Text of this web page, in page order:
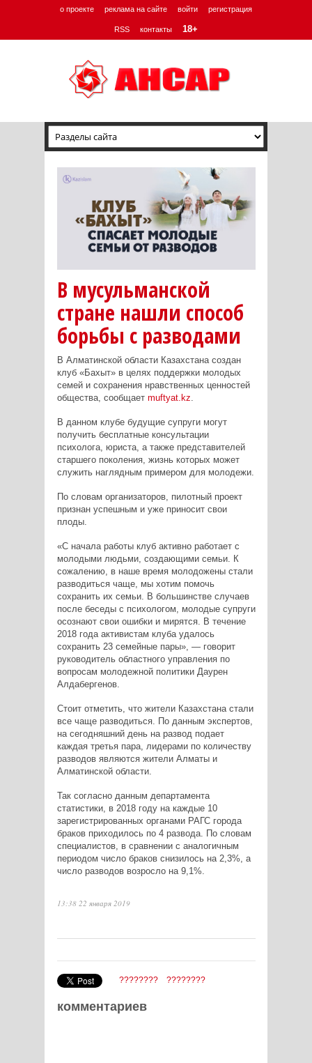
о проекте реклама на сайте войти регистрация
RSS контакты 18+
В мусульманской
стране нашли способ
борьбы с разводами
В Алматинской области Казахстана создан
клуб «Бахыт» в целях поддержки молодых
семей и сохранения нравственных ценностей
общества, сообщает muftyat.kz.
В данном клубе будущие супруги могут
получить бесплатные консультации
психолога, юриста, а также представителей
старшего поколения, жизнь которых может
служить наглядным примером для молодежи.
По словам организаторов, пилотный проект
признан успешным и уже приносит свои
плоды.
«С начала работы клуб активно работает с
молодыми людьми, создающими семьи. К
сожалению, в наше время молодожены стали
разводиться чаще, мы хотим помочь
сохранить их семьи. В большинстве случаев
после беседы с психологом, молодые супруги
осознают свои ошибки и мирятся. В течение
2018 года активистам клуба удалось
сохранить 23 семейные пары», — говорит
руководитель областного управления по
вопросам молодежной политики Даурен
Алдабергенов.
Стоит отметить, что жители Казахстана стали
все чаще разводиться. По данным экспертов,
на сегодняшний день на развод подает
каждая третья пара, лидерами по количеству
разводов являются жители Алматы и
Алматинской области.
Так согласно данным департамента
статистики, в 2018 году на каждые 10
зарегистрированных органами РАГС города
браков приходилось по 4 развода. По словам
специалистов, в сравнении с аналогичным
периодом число браков снизилось на 2,3%, а
число разводов возросло на 9,1%.
13:38 22 января 2019
???????? ????????
комментариев